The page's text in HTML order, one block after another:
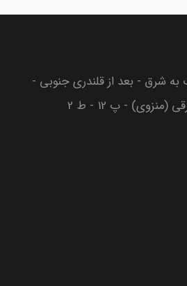
به شرق - بعد از قلندری جنوبی -
- پ 12 - ط 2